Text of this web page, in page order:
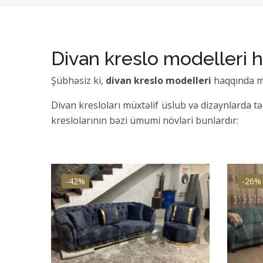
Divan kreslo modelleri
Şübhəsiz ki, divan kreslo modelleri haqqında
Divan kresloları müxtəlif üslub və dizaynlarda
kreslolarının bəzi ümumi növləri bunlardır:
Uzanan kreslo: Bu tip kreslo, maksimum
ya yatmaq üçün əladır.
Qanadlı kreslo: Bu stulların hər iki tərəfində
ya yataq otağında vurğu kresloları kimi istifadə
-42% -26%